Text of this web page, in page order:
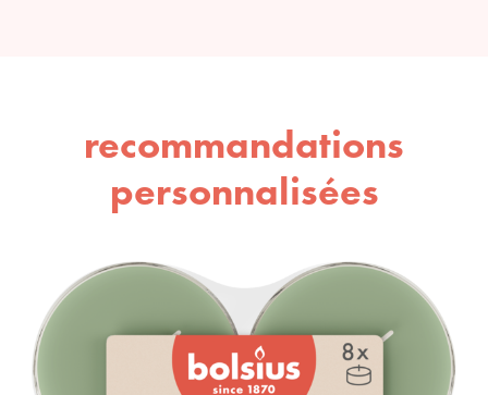
recommandations
personnalisées